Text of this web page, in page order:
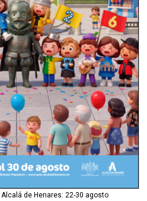
de Henares: 22-30 agosto